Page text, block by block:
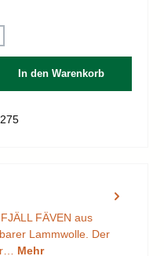
In den Warenkorb
FÄVEN aus
Lammwolle. Der
Mehr